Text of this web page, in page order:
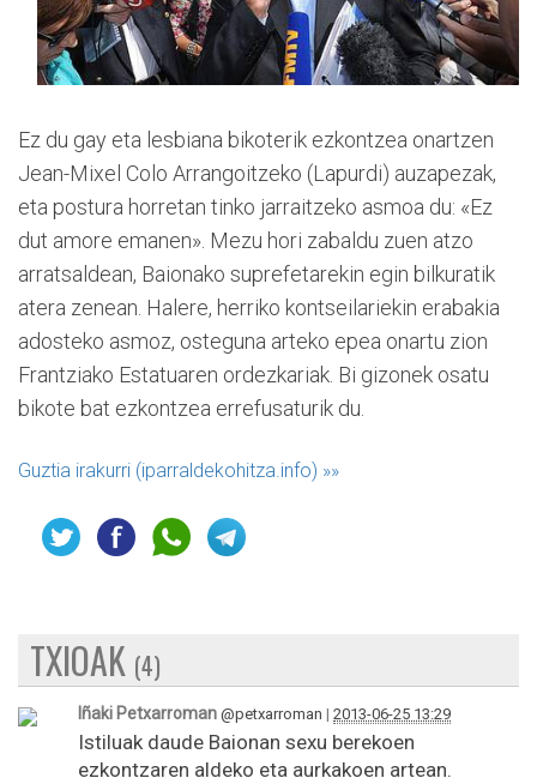
Ez du gay eta lesbiana bikoterik ezkontzea onartzen
Jean-Mixel Colo Arrangoitzeko (Lapurdi) auzapezak,
eta postura horretan tinko jarraitzeko asmoa du: «Ez
dut amore emanen». Mezu hori zabaldu zuen atzo
arratsaldean, Baionako suprefetarekin egin bilkuratik
atera zenean. Halere, herriko kontseilariekin erabakia
adosteko asmoz, osteguna arteko epea onartu zion
Frantziako Estatuaren ordezkariak. Bi gizonek osatu
bikote bat ezkontzea errefusaturik du.
Guztia irakurri (iparraldekohitza.info) »»
TXIOAK (4)
Iñaki Petxarroman @petxarroman | 2013-06-25 13:29
Istiluak daude Baionan sexu berekoen
ezkontzaren aldeko eta aurkakoen artean.